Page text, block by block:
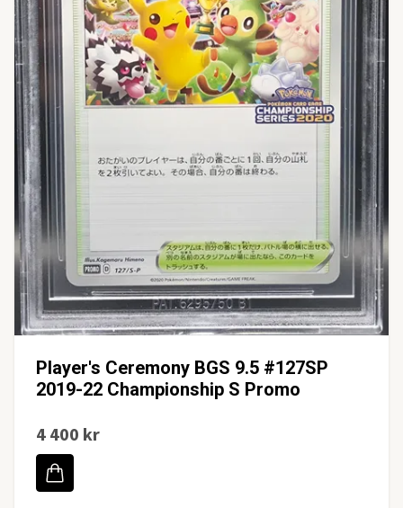
Player's Ceremony BGS 9.5 #127SP
2019-22 Championship S Promo
4 400 kr